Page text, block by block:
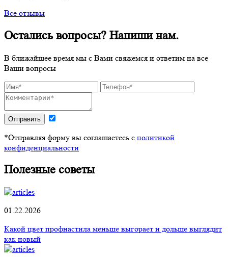
Все отзывы
Остались вопросы? Напиши нам.
В ближайшее время мы с Вами свяжемся и ответим на все
Ваши вопросы
Отправить
*Отправляя форму вы соглашаетесь с политикой
конфиденциальности
Полезные советы
01.22.2026
Какой цвет профнастила меньше выгорает и дольше выглядит
как новый